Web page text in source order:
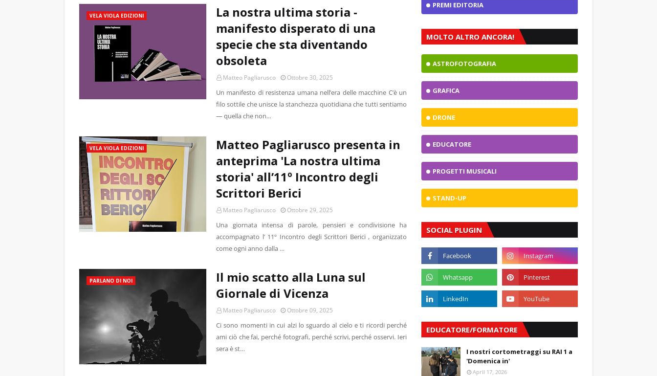
VELA VIOLA EDIZIONI
La nostra ultima storia -
manifesto disperato di una
specie che sta diventando
obsoleta
Matteo Pagliarusco Ottobre 30, 2025
Un manifesto di resistenza umana nell’era delle macchine C’è un
filo sottile che unisce la stanchezza quotidiana che tutti sentiamo
— quella che non…
VELA VIOLA EDIZIONI
Matteo Pagliarusco presenta in
anteprima 'La nostra ultima
storia' all’11º Incontro degli
Scrittori Berici
Matteo Pagliarusco Ottobre 29, 2025
Una giornata intensa di parole, pensieri e condivisione ha
accompagnato l’ 11º Incontro degli Scrittori Berici , organizzato
come ogni anno dalla …
PARLANO DI NOI
Il mio scatto alla Luna sul
Giornale di Vicenza
Matteo Pagliarusco Ottobre 09, 2025
Ci sono momenti in cui alzi lo sguardo al cielo e ti ricordi perché
ami ciò che fai, perché fotografi, perché scrivi, perché osservi. Ieri
sera è st…
PREMI EDITORIA
MOLTO ALTRO ANCORA!
ASTROFOTOGRAFIA
GRAFICA
DRONE
EDUCATORE
PROGETTI MUSICALI
STAND-UP
SOCIAL PLUGIN
EDUCATORE/FORMATORE
I nostri cortometraggi su RAI 1 a
'Domenica in'
April 17, 2026